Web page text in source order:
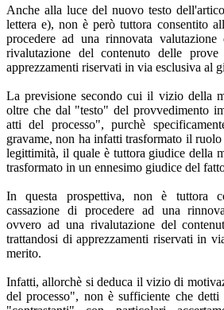
Anche alla luce del nuovo testo
lettera e), non è però tuttora consentito
procedere ad una rinnovata
rivalutazione del contenuto delle prove
apprezzamenti riservati in via esclusiva al
La previsione secondo cui il vizio della
oltre che dal "testo" del provvedimento
atti del processo", purchè
gravame, non ha infatti trasformato il
legittimità, il quale è tuttora giudice della
trasformato in un ennesimo giudice del
In questa prospettiva, non è tuttora
cassazione di procedere ad una
ovvero ad una rivalutazione del
trattandosi di apprezzamenti riservati in
merito.
Infatti, allorchè si deduca il vizio di
del processo", non è sufficiente che detti